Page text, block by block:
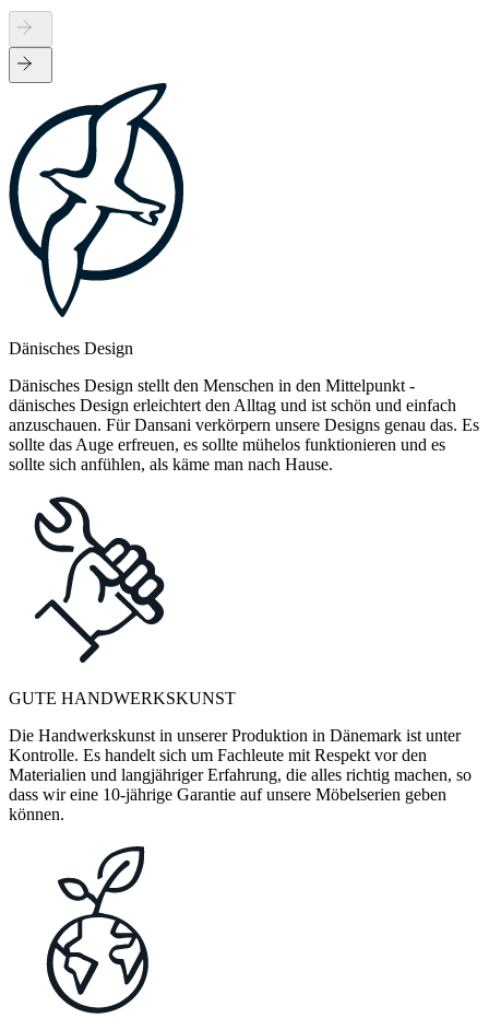
Dänisches Design
Dänisches Design stellt den Menschen in den Mittelpunkt -
dänisches Design erleichtert den Alltag und ist schön und einfach
anzuschauen. Für Dansani verkörpern unsere Designs genau das. Es
sollte das Auge erfreuen, es sollte mühelos funktionieren und es
sollte sich anfühlen, als käme man nach Hause.
GUTE HANDWERKSKUNST
Die Handwerkskunst in unserer Produktion in Dänemark ist unter
Kontrolle. Es handelt sich um Fachleute mit Respekt vor den
Materialien und langjähriger Erfahrung, die alles richtig machen, so
dass wir eine 10-jährige Garantie auf unsere Möbelserien geben
können.